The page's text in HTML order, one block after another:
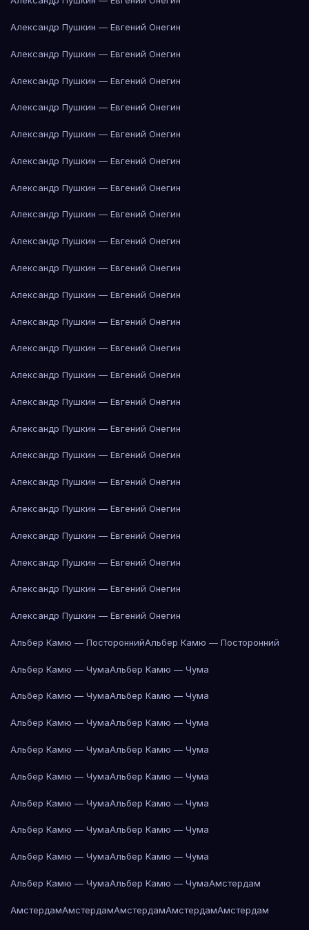
Александр Пушкин — Евгений Онегин
Александр Пушкин — Евгений Онегин
Александр Пушкин — Евгений Онегин
Александр Пушкин — Евгений Онегин
Александр Пушкин — Евгений Онегин
Александр Пушкин — Евгений Онегин
Александр Пушкин — Евгений Онегин
Александр Пушкин — Евгений Онегин
Александр Пушкин — Евгений Онегин
Александр Пушкин — Евгений Онегин
Александр Пушкин — Евгений Онегин
Александр Пушкин — Евгений Онегин
Александр Пушкин — Евгений Онегин
Александр Пушкин — Евгений Онегин
Александр Пушкин — Евгений Онегин
Александр Пушкин — Евгений Онегин
Александр Пушкин — Евгений Онегин
Александр Пушкин — Евгений Онегин
Александр Пушкин — Евгений Онегин
Александр Пушкин — Евгений Онегин
Александр Пушкин — Евгений Онегин
Александр Пушкин — Евгений Онегин
Александр Пушкин — Евгений Онегин
Альбер Камю — ПостороннийАльбер Камю — Посторонний
Альбер Камю — ЧумаАльбер Камю — Чума
Альбер Камю — ЧумаАльбер Камю — Чума
Альбер Камю — ЧумаАльбер Камю — Чума
Альбер Камю — ЧумаАльбер Камю — Чума
Альбер Камю — ЧумаАльбер Камю — Чума
Альбер Камю — ЧумаАльбер Камю — Чума
Альбер Камю — ЧумаАльбер Камю — Чума
Альбер Камю — ЧумаАльбер Камю — Чума
Альбер Камю — ЧумаАльбер Камю — ЧумаАмстердам
АмстердамАмстердамАмстердамАмстердамАмстердам